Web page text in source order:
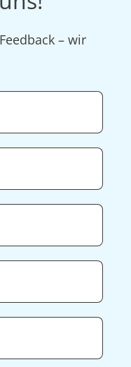
– wir